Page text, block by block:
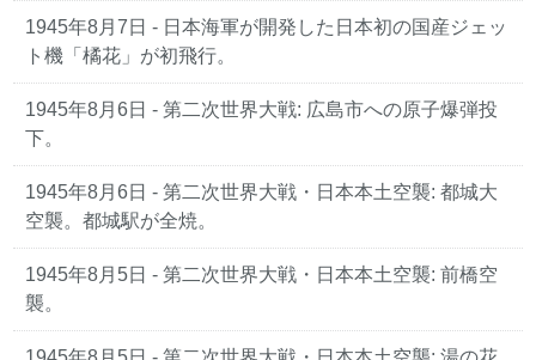
1945年8月7日 - 日本海軍が開発した日本初の国産ジェッ
ト機「橘花」が初飛行。
1945年8月6日 - 第二次世界大戦: 広島市への原子爆弾投
下。
1945年8月6日 - 第二次世界大戦・日本本土空襲: 都城大
空襲。都城駅が全焼。
1945年8月5日 - 第二次世界大戦・日本本土空襲: 前橋空
襲。